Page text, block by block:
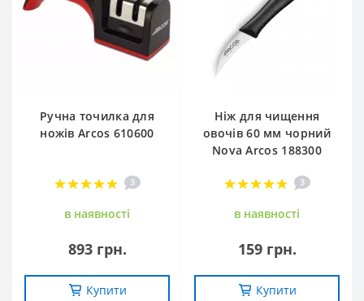
Ручна точилка для
ножів Arcos 610600
3
в наявностi
893 грн.
Купити
Ніж для чищення
овочів 60 мм чорний
Nova Arcos 188300
3
в наявностi
159 грн.
Купити